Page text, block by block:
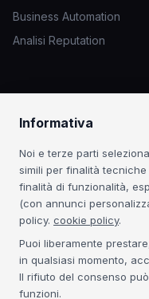
Business Automation
Analisi Reputation
RESTA AGGIORNATO
Insight sulla sicurezza IT
Iscrivendoti accetti laPrivacy
CERTIFICAZIONI
Acronis Platinum
Informativa
Noi e terze parti
simili per finalità
finalità di funzionalità,
(con annunci
policy. cookie policy.
Puoi liberamente
in qualsiasi momento,
Il rifiuto del consenso
funzioni.